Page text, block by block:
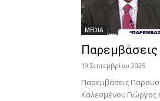
MEDIA
19 Σεπτεμβρίου 2025
Παρεμβάσεις
Καλεσμένοι: